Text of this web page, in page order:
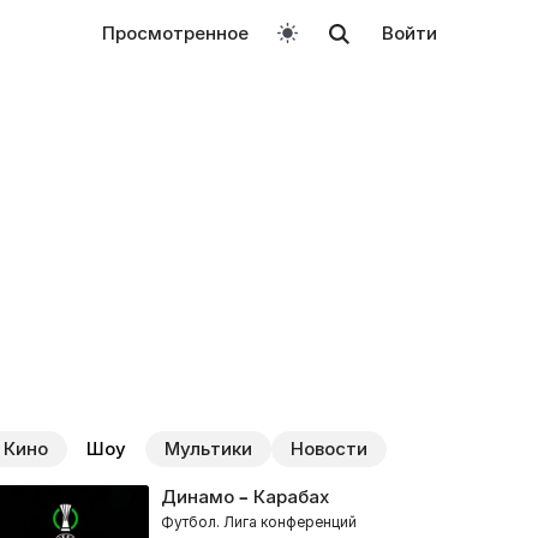
Просмотренное Войти
Кино Шоу Мультики Новости
Динамо – Карабах
Футбол. Лига конференций